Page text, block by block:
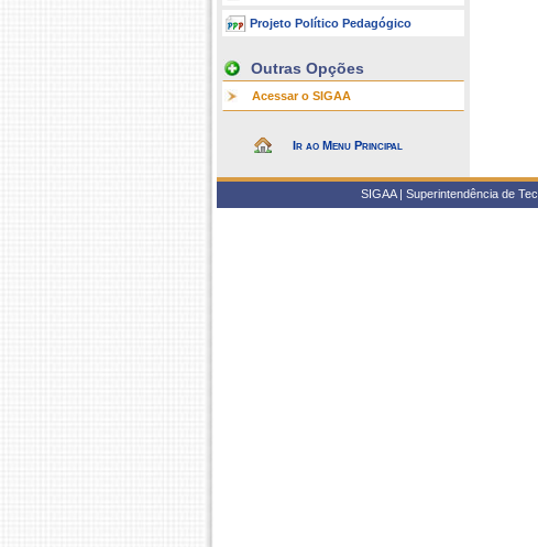
Projeto Político Pedagógico
Outras Opções
Acessar o SIGAA
Ir ao Menu Principal
SIGAA | Superintendência de